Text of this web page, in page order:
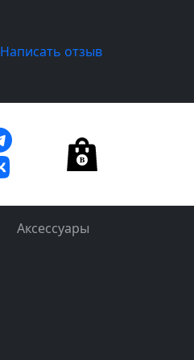
Написать отзыв
Аксессуары